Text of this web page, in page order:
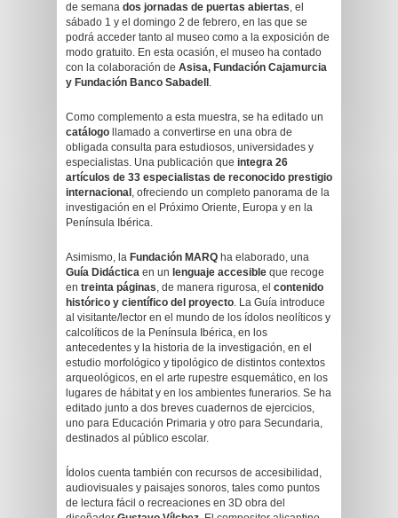
de semana dos jornadas de puertas abiertas, el
sábado 1 y el domingo 2 de febrero, en las que se
podrá acceder tanto al museo como a la exposición de
modo gratuito. En esta ocasión, el museo ha contado
con la colaboración de Asisa, Fundación Cajamurcia
y Fundación Banco Sabadell .
Como complemento a esta muestra, se ha editado un
catálogo llamado a convertirse en una obra de
obligada consulta para estudiosos, universidades y
especialistas. Una publicación que integra 26
artículos de 33 especialistas de reconocido prestigio
internacional , ofreciendo un completo panorama de la
investigación en el Próximo Oriente, Europa y en la
Península Ibérica.
Asimismo, la Fundación MARQ ha elaborado, una
Guía Didáctica en un lenguaje accesible que recoge
en treinta páginas, de manera rigurosa, el contenido
histórico y científico del proyecto. La Guía introduce
al visitante/lector en el mundo de los ídolos neolíticos y
calcolíticos de la Península Ibérica, en los
antecedentes y la historia de la investigación, en el
estudio morfológico y tipológico de distintos contextos
arqueológicos, en el arte rupestre esquemático, en los
lugares de hábitat y en los ambientes funerarios. Se ha
editado junto a dos breves cuadernos de ejercicios,
uno para Educación Primaria y otro para Secundaria,
destinados al público escolar.
Ídolos cuenta también con recursos de accesibilidad,
audiovisuales y paisajes sonoros, tales como puntos
de lectura fácil o recreaciones en 3D obra del